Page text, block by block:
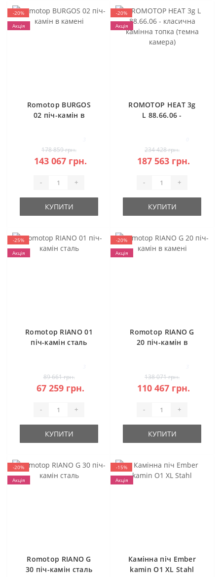
-20%
Акція
Romotop BURGOS
02 піч-камін в
178 859 грн.
143 067 грн.
- +
КУПИТИ
-20%
Акція
ROMOTOP HEAT 3g
L 88.66.06 -
камера)
234 428 грн.
187 563 грн.
- +
КУПИТИ
-25%
Акція
Romotop RIANO 01
піч-камін сталь
89 661 грн.
67 259 грн.
- +
КУПИТИ
-20%
Акція
Romotop RIANO G
20 піч-камін в
138 071 грн.
110 467 грн.
- +
КУПИТИ
-20%
Акція
Romotop RIANO G
30 піч-камін сталь
-15%
Акція
Камінна піч Ember
kamin O1 XL Stahl